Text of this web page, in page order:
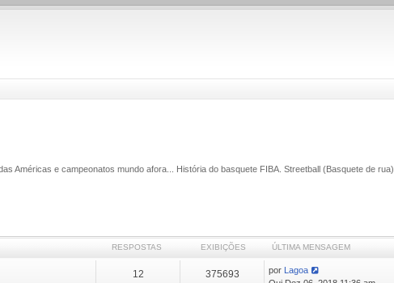
Américas e campeonatos mundo afora... História do basquete FIBA. Streetball (Basquete de rua)
RESPOSTAS EXIBIÇÕES ÚLTIMA MENSAGEM
12 375693 por Lagoa